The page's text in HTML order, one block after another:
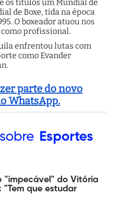
os títulos um Mundial de
de Boxe, tida na época
O boxeador atuou nos
como profissional.
enfrentou lutas com
como Evander
parte do novo
WhatsApp.
Esportes
"impecável" do Vitória
que estudar